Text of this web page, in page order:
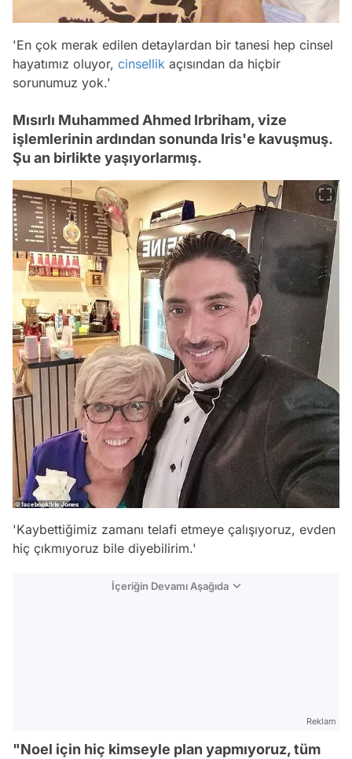
'En çok merak edilen detaylardan bir tanesi hep cinsel
hayatımız oluyor, cinsellik açısından da hiçbir
sorunumuz yok.'
Mısırlı Muhammed Ahmed Irbriham, vize
işlemlerinin ardından sonunda Iris'e kavuşmuş.
Şu an birlikte yaşıyorlarmış.
'Kaybettiğimiz zamanı telafi etmeye çalışıyoruz, evden
hiç çıkmıyoruz bile diyebilirim.'
İçeriğin Devamı Aşağıda
Reklam
"Noel için hiç kimseyle plan yapmıyoruz, tüm